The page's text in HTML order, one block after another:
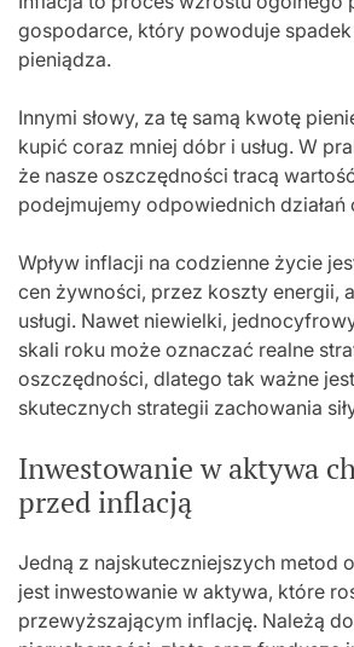
gospodarce, który powoduje spadek
pieniądza.
Innymi słowy, za tę samą kwotę
kupić coraz mniej dóbr i usług. W
że nasze oszczędności tracą
podejmujemy odpowiednich działań
Wpływ inflacji na codzienne życie
cen żywności, przez koszty energii,
usługi. Nawet niewielki,
skali roku może oznaczać realne
oszczędności, dlatego tak ważne
skutecznych strategii zachowania
Inwestowanie w aktywa
przed inflacją
Jedną z najskuteczniejszych metod
jest inwestowanie w aktywa, które
przewyższającym inflację. Należą